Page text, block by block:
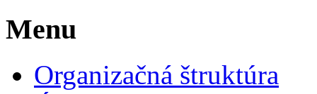
Menu
Organizačná štruktúra